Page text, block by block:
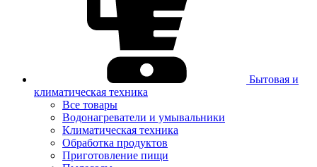
Бытовая и
климатическая техника
Все товары
Водонагреватели и умывальники
Климатическая техника
Обработка продуктов
Приготовление пищи